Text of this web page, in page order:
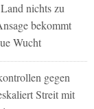
nichts zu
bekommt
Wucht
gegen
Streit mit